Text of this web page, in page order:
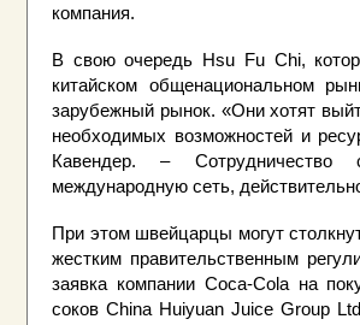
компания.
В свою очередь Hsu Fu Chi,
китайском общенациональном
зарубежный рынок. «Они хотят
необходимых возможностей и
Кавендер. –
международную сеть,
При этом швейцарцы могут
жестким правительственным
заявка компании Сoca-Cola на
соков China Huiyuan Juice Group